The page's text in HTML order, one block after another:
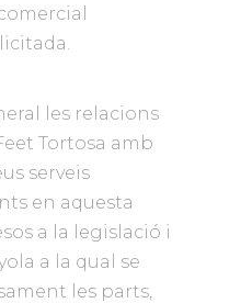
les relacions
Tortosa amb
serveis
en aquesta
a la legislació i
a la qual se
les parts,